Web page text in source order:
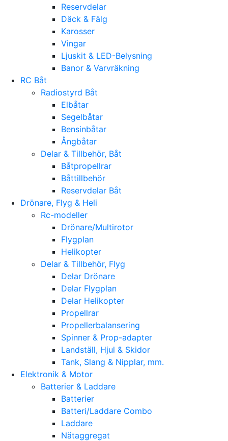
Reservdelar
Däck & Fälg
Karosser
Vingar
Ljuskit & LED-Belysning
Banor & Varvräkning
RC Båt
Radiostyrd Båt
Elbåtar
Segelbåtar
Bensinbåtar
Ångbåtar
Delar & Tillbehör, Båt
Båtpropellrar
Båttillbehör
Reservdelar Båt
Drönare, Flyg & Heli
Rc-modeller
Drönare/Multirotor
Flygplan
Helikopter
Delar & Tillbehör, Flyg
Delar Drönare
Delar Flygplan
Delar Helikopter
Propellrar
Propellerbalansering
Spinner & Prop-adapter
Landställ, Hjul & Skidor
Tank, Slang & Nipplar, mm.
Elektronik & Motor
Batterier & Laddare
Batterier
Batteri/Laddare Combo
Laddare
Nätaggregat